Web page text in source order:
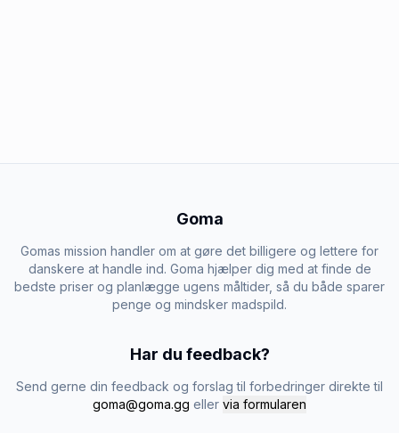
Goma
Gomas mission handler om at gøre det billigere og lettere for
danskere at handle ind. Goma hjælper dig med at finde de
bedste priser og planlægge ugens måltider, så du både sparer
penge og mindsker madspild.
Har du feedback?
Send gerne din feedback og forslag til forbedringer direkte til
goma@goma.gg eller via formularen